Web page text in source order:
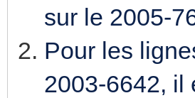
sur le 2005-
Pour les
2003-6642, il